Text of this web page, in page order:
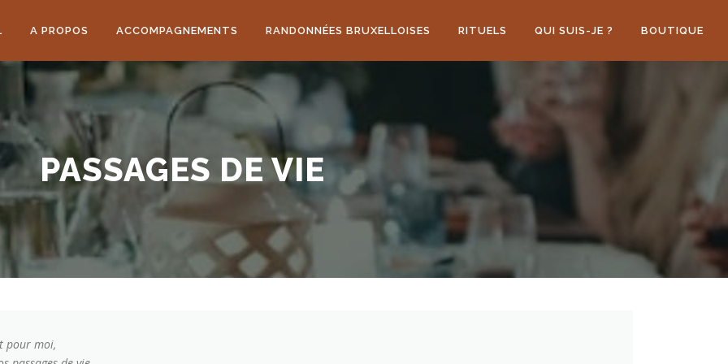
A PROPOS ACCOMPAGNEMENTS RANDONNÉES BRUXELLOISES RITUELS QUI SUIS-JE ? BOUTIQUE
PASSAGES DE VIE
pour moi,